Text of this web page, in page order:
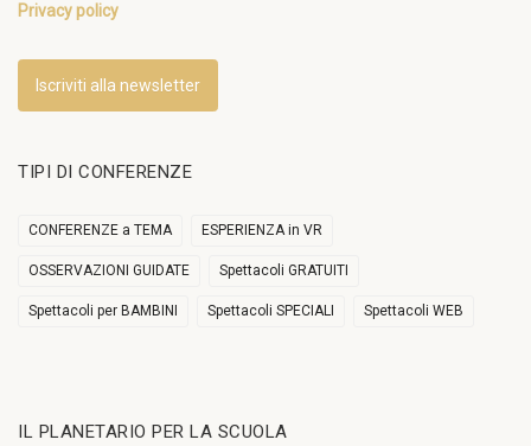
Privacy policy
Iscriviti alla newsletter
TIPI DI CONFERENZE
CONFERENZE a TEMA ESPERIENZA in VR
OSSERVAZIONI GUIDATE Spettacoli GRATUITI
Spettacoli per BAMBINI Spettacoli SPECIALI Spettacoli WEB
IL PLANETARIO PER LA SCUOLA